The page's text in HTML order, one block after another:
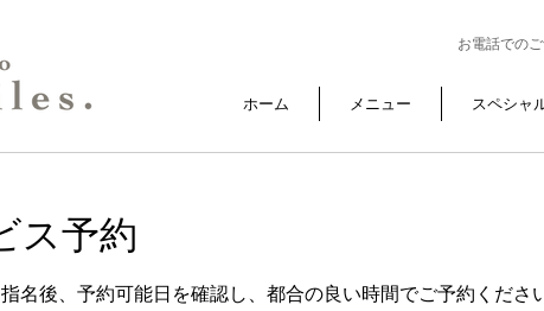
お電話での
ホーム メニュー スペシャ
ス予約
名後、予約可能日を確認し、都合の良い時間でご予約ください